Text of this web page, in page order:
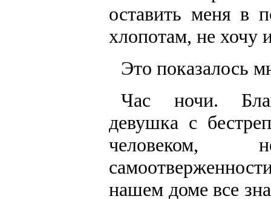
оставить меня в
хлопотам, не хочу
Это показалось
Час ночи.
девушка с
человеком,
нашем доме все